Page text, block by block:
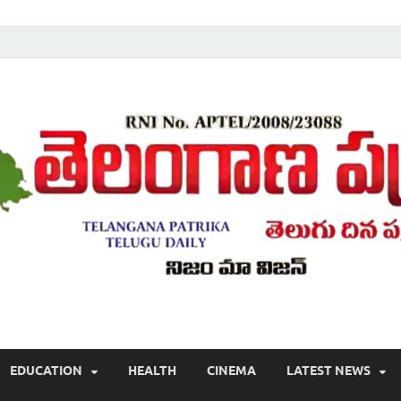
, తాజా వార్తలు , తెలుగు వార్తలు , బ్రేకింగ్ న్యూస్ తెలుగులో , తెలంగాణ లో తాజా
EDUCATION HEALTH CINEMA LATEST NEWS